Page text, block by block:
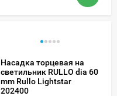
Насадка торцевая на
светильник RULLO dia 60
mm Rullo Lightstar
202400